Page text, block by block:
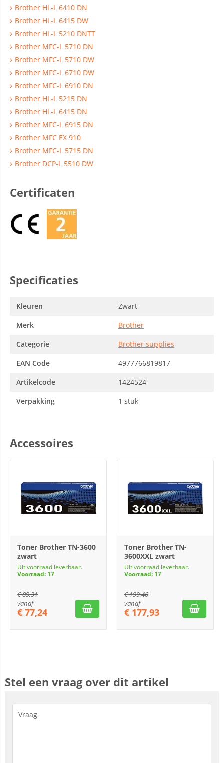
Brother HL-L 6410 DN
Brother HL-L 6415 DW
Brother HL-L 5210 DNTT
Brother MFC-L 5710 DN
Brother MFC-L 5710 DW
Brother MFC-L 6710 DW
Brother MFC-L 6910 DN
Brother HL-L 5215 DN
Brother HL-L 6415 DN
Brother MFC-L 6915 DN
Brother MFC EX 910
Brother MFC-L 5715 DN
Brother DCP-L 5510 DW
Certificaten
Specificaties
Kleuren
Zwart
Merk
Brother
Categorie
Brother supplies
EAN Code
4977766819817
Artikelcode
1424524
Verpakking
1 stuk
Accessoires
Toner Brother TN-3600
zwart
Uit voorraad leverbaar.
Voorraad: 17
€89,31
vanaf
€ 77,24
Toner Brother TN-
3600XXL zwart
Uit voorraad leverbaar.
Voorraad: 17
€199,46
vanaf
€ 177,93
Stel een vraag over dit artikel